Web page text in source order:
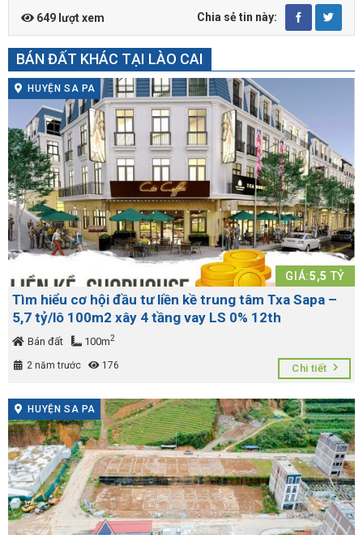
649 lượt xem Chia sẻ tin này:
BÁN ĐẤT KHÁC TẠI LÀO CAI
HUYỆN SA PA
GIÁ:5,5 TỶ
Tìm hiểu cơ hội đầu tư liền kề trung tâm Txa Sapa –
5,7 tỷ/lô 100m2 xây 4 tầng vay LS 0% 12th
Bán đất 100m2
2 năm trước 176 Chi tiết
HUYỆN SA PA